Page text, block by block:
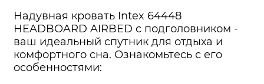
Надувная кровать Intex 64448
HEADBOARD AIRBED с подголовником -
ваш идеальный спутник для отдыха и
комфортного сна. Ознакомьтесь с его
особенностями: